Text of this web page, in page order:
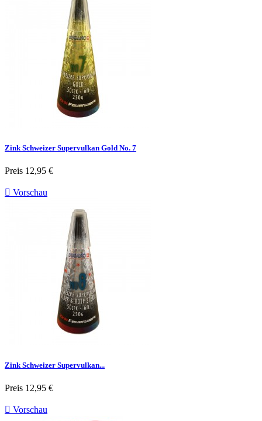
Zink Schweizer Supervulkan Gold No. 7
Preis 12,95 €
 Vorschau
Zink Schweizer Supervulkan...
Preis 12,95 €
 Vorschau